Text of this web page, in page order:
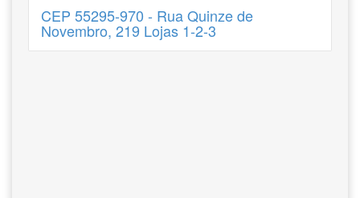
CEP 55295-970 - Rua Quinze de
Novembro, 219 Lojas 1-2-3